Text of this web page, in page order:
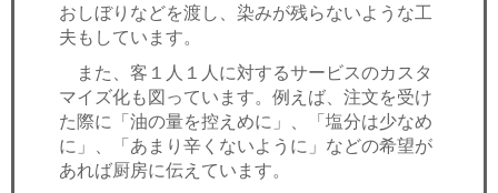
おしぼりなどを渡し、染みが残らないような工
夫もしています。
また、客１人１人に対するサービスのカスタ
マイズ化も図っています。例えば、注文を受け
た際に「油の量を控えめに」、「塩分は少なめ
に」、「あまり辛くないように」などの希望が
あれば厨房に伝えています。